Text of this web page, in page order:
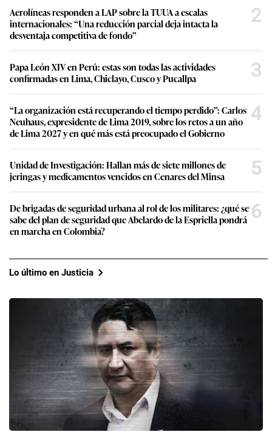
Aerolíneas responden a LAP sobre la TUUA a escalas
internacionales: “Una reducción parcial deja intacta la
desventaja competitiva de fondo”
2
Papa León XIV en Perú: estas son todas las actividades
confirmadas en Lima, Chiclayo, Cusco y Pucallpa
3
“La organización está recuperando el tiempo perdido”: Carlos
Neuhaus, expresidente de Lima 2019, sobre los retos a un año
de Lima 2027 y en qué más está preocupado el Gobierno
4
Unidad de Investigación: Hallan más de siete millones de
jeringas y medicamentos vencidos en Cenares del Minsa
5
De brigadas de seguridad urbana al rol de los militares: ¿qué se
sabe del plan de seguridad que Abelardo de la Espriella pondrá
en marcha en Colombia?
6
Lo último en Justicia